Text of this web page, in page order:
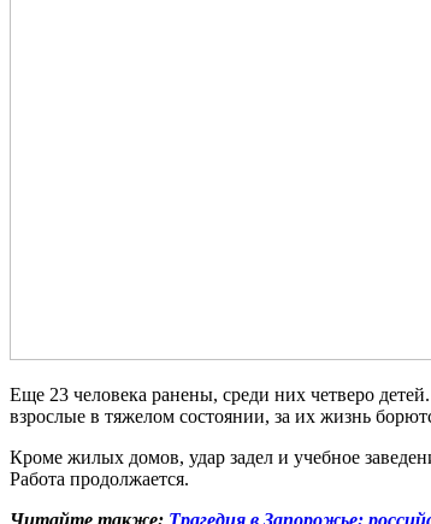
Еще 23 человека ранены, среди них четверо
взрослые в тяжелом состоянии, за их жизнь
Кроме жилых домов, удар задел и учебное
Работа продолжается.